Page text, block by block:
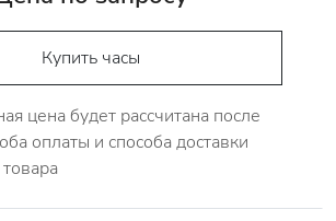
Купить часы
цена будет рассчитана после
оплаты и способа доставки